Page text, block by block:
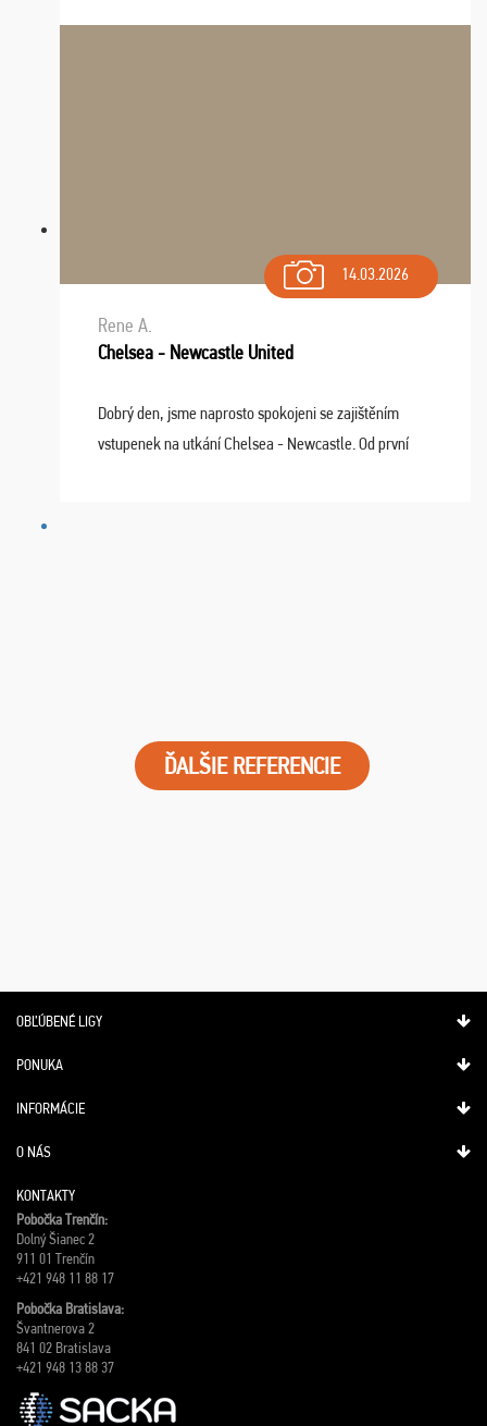
spokojnosti. Sedenie bolo dobré, štadión Barnabéu ...
14.03.2026
Rene A.
Chelsea - Newcastle United
Dobrý den, jsme naprosto spokojeni se zajištěním
vstupenek na utkání Chelsea - Newcastle. Od první
ĎALŠIE REFERENCIE
OBĽÚBENÉ LIGY
PONUKA
INFORMÁCIE
O NÁS
KONTAKTY
Pobočka Trenčín:
Dolný Šianec 2
911 01 Trenčín
+421 948 11 88 17
Pobočka Bratislava:
Švantnerova 2
841 02 Bratislava
+421 948 13 88 37